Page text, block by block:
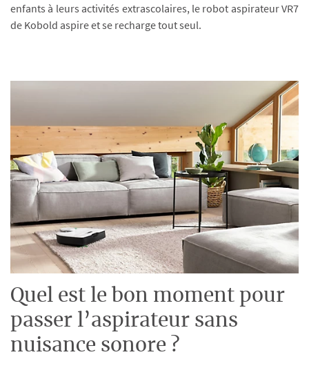
enfants à leurs activités extrascolaires, le robot aspirateur VR7
de Kobold aspire et se recharge tout seul.
Quel est le bon moment pour
passer l’aspirateur sans
nuisance sonore ?